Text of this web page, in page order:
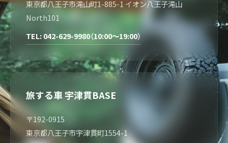
東京都八王子市滝山町1-885-1 イオン八王子滝山
North101
TEL: 042-629-9980（10:00～19:00）
旅する車 宇津貫BASE
〒192-0915
東京都八王子市宇津貫町1554-1